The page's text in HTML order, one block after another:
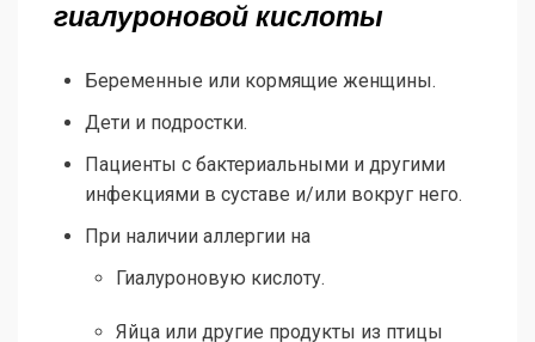
гиалуроновой кислоты
Беременные или кормящие женщины.
Дети и подростки.
Пациенты с бактериальными и другими
инфекциями в суставе и/или вокруг него.
При наличии аллергии на
Гиалуроновую кислоту.
Яйца или другие продукты из птицы